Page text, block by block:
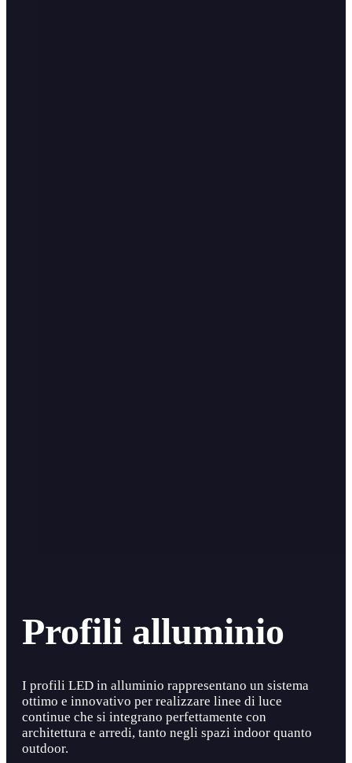
Profili alluminio
I profili LED in alluminio rappresentano un sistema
ottimo e innovativo per realizzare linee di luce
continue che si integrano perfettamente con
architettura e arredi, tanto negli spazi indoor quanto
outdoor.